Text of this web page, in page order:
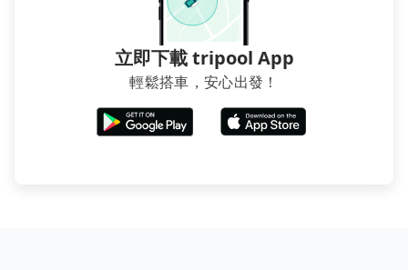
立即下載 tripool App
輕鬆搭車，安心出發！